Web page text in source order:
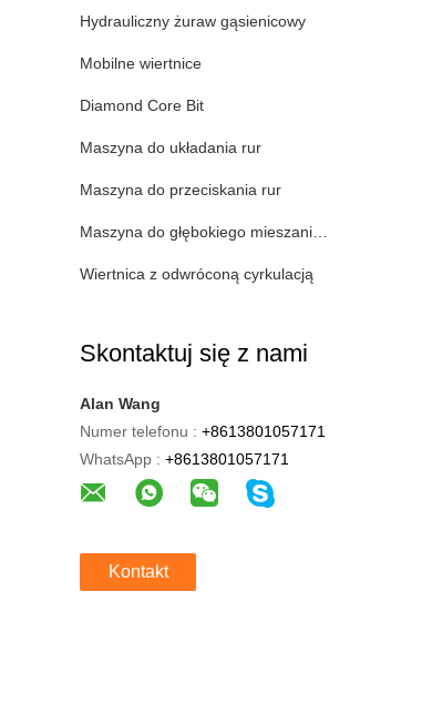
Hydrauliczny żuraw gąsienicowy
Mobilne wiertnice
Diamond Core Bit
Maszyna do układania rur
Maszyna do przeciskania rur
Maszyna do głębokiego mieszania gleby
Wiertnica z odwróconą cyrkulacją
Skontaktuj się z nami
Alan Wang
Numer telefonu : +8613801057171
WhatsApp : +8613801057171
Kontakt